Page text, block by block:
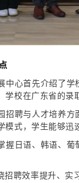
中心首先介绍了
校在广东省的
招聘与人才培养
式，学生能够
握日语、韩语、
聘效率提升、